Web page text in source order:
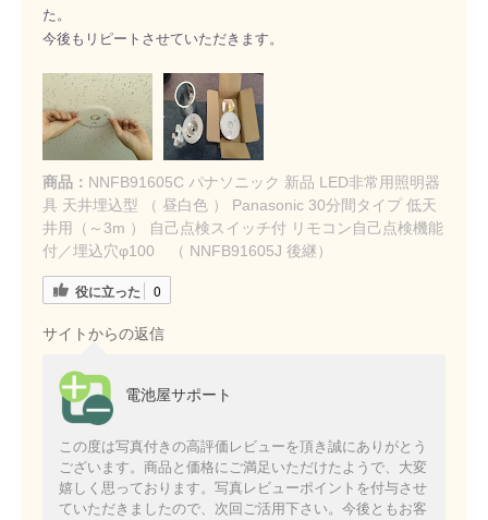
た。
今後もリピートさせていただきます。
商品： NNFB91605C パナソニック 新品 LED非常用照明器
具 天井埋込型 （ 昼白色 ） Panasonic 30分間タイプ 低天
井用（～3m ） 自己点検スイッチ付 リモコン自己点検機能
付／埋込穴φ100 （ NNFB91605J 後継）
役に立った 0
サイトからの返信
電池屋サポート
この度は写真付きの高評価レビューを頂き誠にありがとう
ございます。商品と価格にご満足いただけたようで、大変
嬉しく思っております。写真レビューポイントを付与させ
ていただきましたので、次回ご活用下さい。今後ともお客